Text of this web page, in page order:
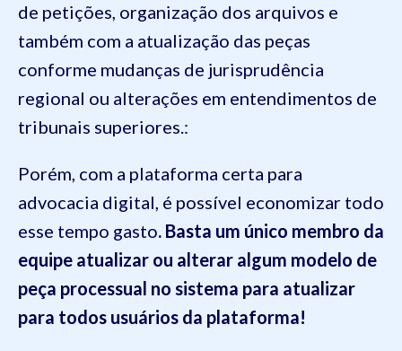
de petições, organização dos arquivos e
também com a atualização das peças
conforme mudanças de jurisprudência
regional ou alterações em entendimentos de
tribunais superiores.:
Porém, com a plataforma certa para
advocacia digital, é possível economizar todo
esse tempo gasto. Basta um único membro da
equipe atualizar ou alterar algum modelo de
peça processual no sistema para atualizar
para todos usuários da plataforma!